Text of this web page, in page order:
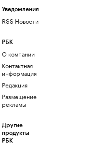
Уведомления
RSS Новости
РБК
О компании
Контактная
информация
Редакция
Размещение
рекламы
Другие
продукты
РБК